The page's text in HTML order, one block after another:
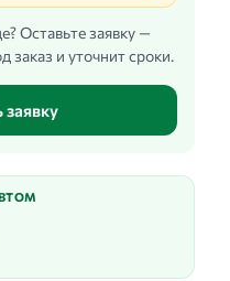
Оставьте заявку —
заказ и уточнит сроки.
заявку